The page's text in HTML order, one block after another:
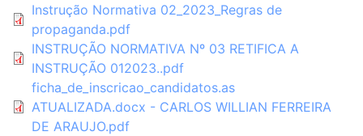
Instrução Normativa 02_2023_Regras de
propaganda.pdf
INSTRUÇÃO NORMATIVA Nº 03 RETIFICA A
INSTRUÇÃO 012023..pdf
ficha_de_inscricao_candidatos.as
ATUALIZADA.docx - CARLOS WILLIAN FERREIRA
DE ARAUJO.pdf